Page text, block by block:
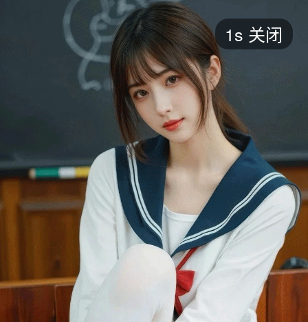
短剧
最热 添加 评分
都市 甜宠 逆袭 玄幻
2025 2024 2023 2022
全部 大陆 香港 台湾 美国 韩国 日本
1s 关闭